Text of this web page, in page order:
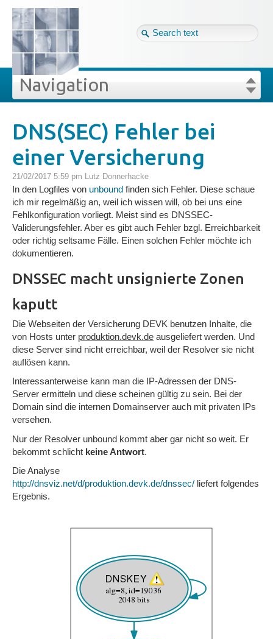
Tag cloud
Site map
Login
Forgot your password?
Navigation
Projekte
Veröffentlichungen
Blog
Impressum
GDPR
» Blog » DNS(SEC) Fehler bei einer Versicherung
DNS(SEC) Fehler bei
einer Versicherung
21/02/2017 5:59 pm Lutz Donnerhacke
In den Logfiles von unbound finden sich Fehler. Diese schaue
ich mir regelmäßig an, weil ich wissen will, ob bei uns eine
Fehlkonfiguration vorliegt. Meist sind es DNSSEC-
Validerungsfehler. Aber es gibt auch Fehler bzgl. Erreichbarkeit
oder richtig seltsame Fälle. Einen solchen Fehler möchte ich
dokumentieren.
DNSSEC macht unsignierte Zonen
kaputt
Die Webseiten der Versicherung DEVK benutzen Inhalte, die
von Hosts unter produktion.devk.de ausgeliefert werden. Und
diese Server sind nicht erreichbar, weil der Resolver sie nicht
auflösen kann.
Interessanterweise kann man die IP-Adressen der DNS-
Server ermitteln und diese scheinen gültig zu sein. Bei der
Domain sind die internen Domainserver auch mit privaten IPs
versehen.
Nur der Resolver unbound kommt aber gar nicht so weit. Er
bekommt schlicht keine Antwort.
Die Analyse
http://dnsviz.net/d/produktion.devk.de/dnssec/ liefert folgendes
Ergebnis.